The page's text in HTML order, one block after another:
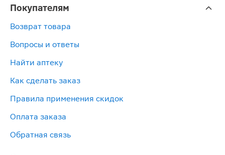
Покупателям
Возврат товара
Вопросы и ответы
Найти аптеку
Как сделать заказ
Правила применения скидок
Оплата заказа
Обратная связь